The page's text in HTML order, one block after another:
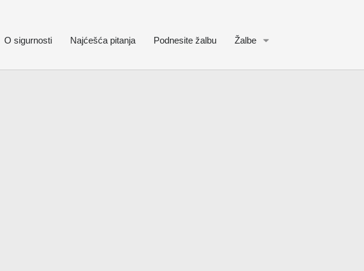
O sigurnosti Najćešća pitanja Podnesite žalbu Žalbe